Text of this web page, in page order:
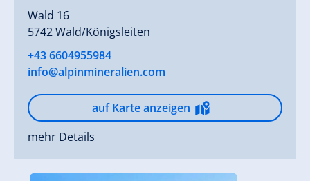
Wald 16
5742 Wald/Königsleiten
+43 6604955984
info@alpinmineralien.com
auf Karte anzeigen
mehr Details